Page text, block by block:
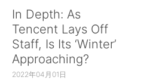
In Depth: As
Tencent Lays Off
Staff, Is Its ‘Winter’
Approaching?
2022年04月01日